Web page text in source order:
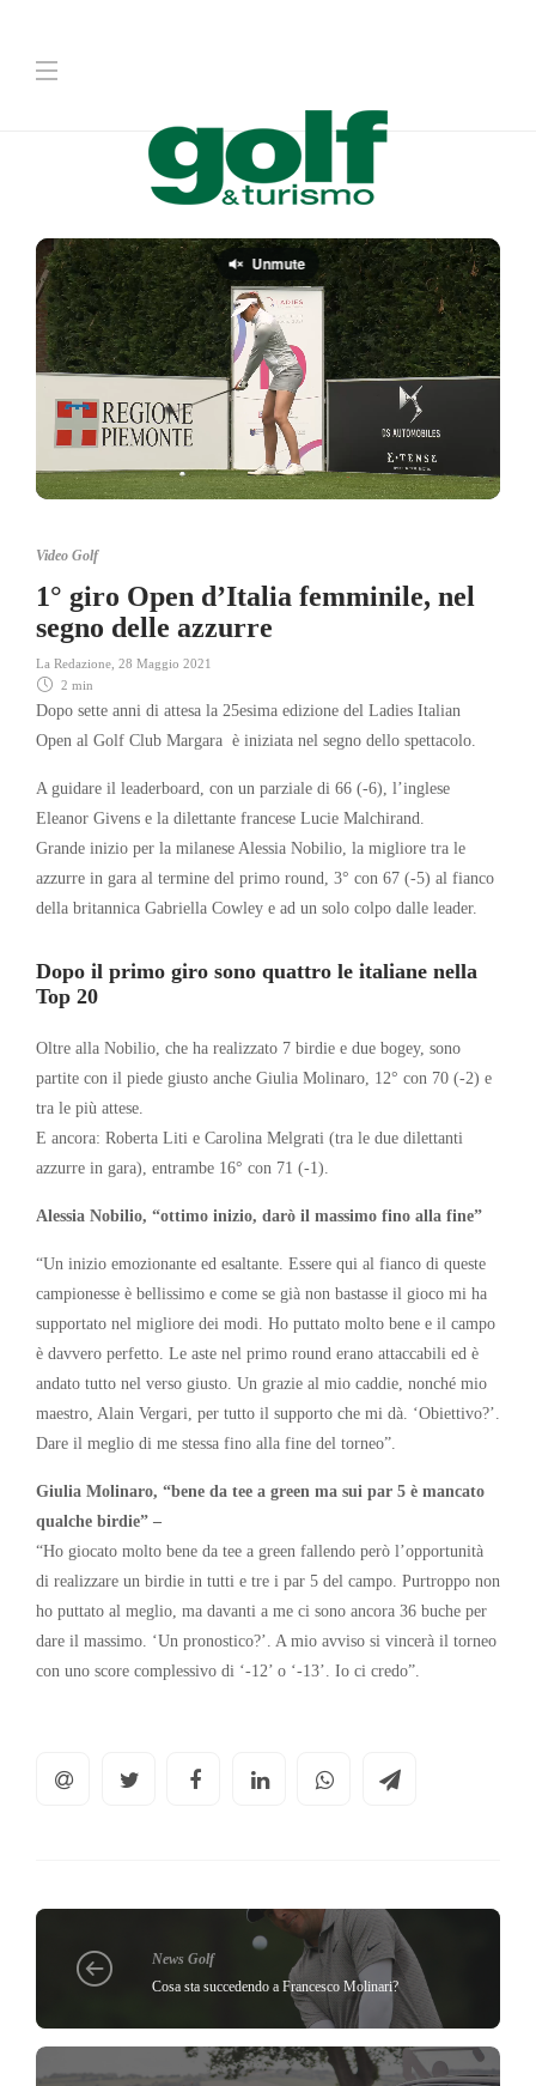
Video Golf
1° giro Open d’Italia femminile, nel
segno delle azzurre
La Redazione 28 Maggio 2021
2 min
Dopo sette anni di attesa la 25esima edizione del Ladies Italian
Open al Golf Club Margara è iniziata nel segno dello spettacolo.
A guidare il leaderboard, con un parziale di 66 (-6), l’inglese
Eleanor Givens e la dilettante francese Lucie Malchirand.
Grande inizio per la milanese Alessia Nobilio, la migliore tra le
azzurre in gara al termine del primo round, 3° con 67 (-5) al fianco
della britannica Gabriella Cowley e ad un solo colpo dalle leader.
Dopo il primo giro sono quattro le italiane nella
Top 20
Oltre alla Nobilio, che ha realizzato 7 birdie e due bogey, sono
partite con il piede giusto anche Giulia Molinaro, 12° con 70 (-2) e
tra le più attese.
E ancora: Roberta Liti e Carolina Melgrati (tra le due dilettanti
azzurre in gara), entrambe 16° con 71 (-1).
Alessia Nobilio, “ottimo inizio, darò il massimo fino alla fine”
“Un inizio emozionante ed esaltante. Essere qui al fianco di queste
campionesse è bellissimo e come se già non bastasse il gioco mi ha
supportato nel migliore dei modi. Ho puttato molto bene e il campo
è davvero perfetto. Le aste nel primo round erano attaccabili ed è
andato tutto nel verso giusto. Un grazie al mio caddie, nonché mio
maestro, Alain Vergari, per tutto il supporto che mi dà. ‘Obiettivo?’.
Dare il meglio di me stessa fino alla fine del torneo”.
Giulia Molinaro, “bene da tee a green ma sui par 5 è mancato
qualche birdie” –
“Ho giocato molto bene da tee a green fallendo però l’opportunità
di realizzare un birdie in tutti e tre i par 5 del campo. Purtroppo non
ho puttato al meglio, ma davanti a me ci sono ancora 36 buche per
dare il massimo. ‘Un pronostico?’. A mio avviso si vincerà il torneo
con uno score complessivo di ‘-12’ o ‘-13’. Io ci credo”.
News Golf
Cosa sta succedendo a Francesco Molinari?